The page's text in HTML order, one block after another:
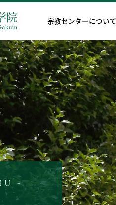
宗教センターについて
-